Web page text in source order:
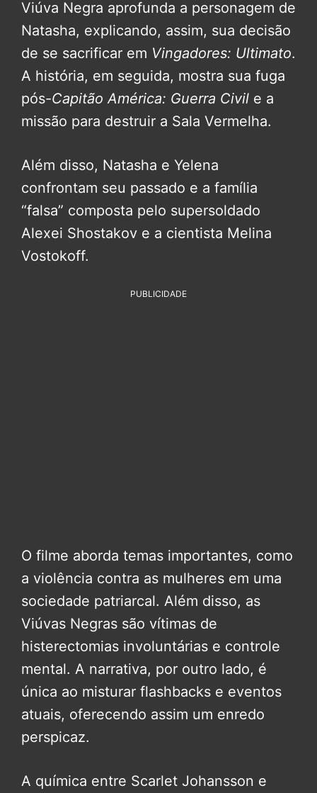
Viúva Negra aprofunda a personagem de
Natasha, explicando, assim, sua decisão
de se sacrificar em Vingadores: Ultimato.
A história, em seguida, mostra sua fuga
pós-Capitão América: Guerra Civil e a
missão para destruir a Sala Vermelha.
Além disso, Natasha e Yelena
confrontam seu passado e a família
“falsa” composta pelo supersoldado
Alexei Shostakov e a cientista Melina
Vostokoff.
PUBLICIDADE
O filme aborda temas importantes, como
a violência contra as mulheres em uma
sociedade patriarcal. Além disso, as
Viúvas Negras são vítimas de
histerectomias involuntárias e controle
mental. A narrativa, por outro lado, é
única ao misturar flashbacks e eventos
atuais, oferecendo assim um enredo
perspicaz.
A química entre Scarlet Johansson e